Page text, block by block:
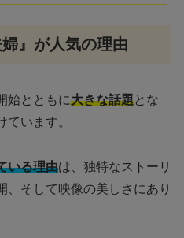
』が人気の理由
始とともに大きな話題とな
ています。
いる理由は、独特なストーリ
、そして映像の美しさにあり